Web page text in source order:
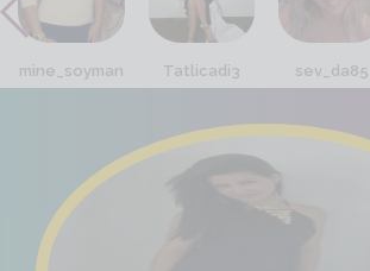
mine_soyman Tatlicadi3 sev_da85